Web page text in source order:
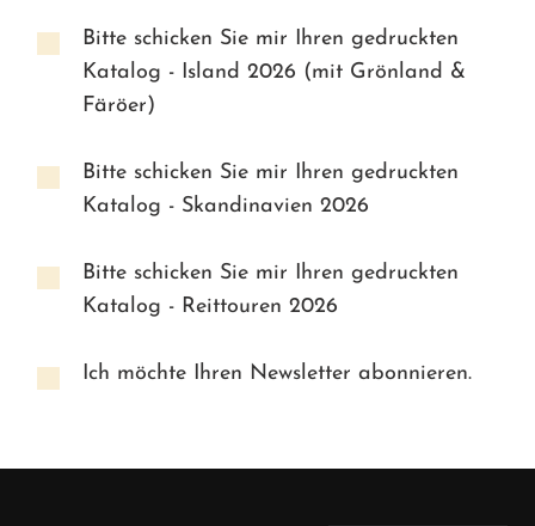
Bitte schicken Sie mir Ihren gedruckten
Katalog - Island 2026 (mit Grönland &
Färöer)
Bitte schicken Sie mir Ihren gedruckten
Katalog - Skandinavien 2026
Bitte schicken Sie mir Ihren gedruckten
Katalog - Reittouren 2026
Ich möchte Ihren Newsletter abonnieren.